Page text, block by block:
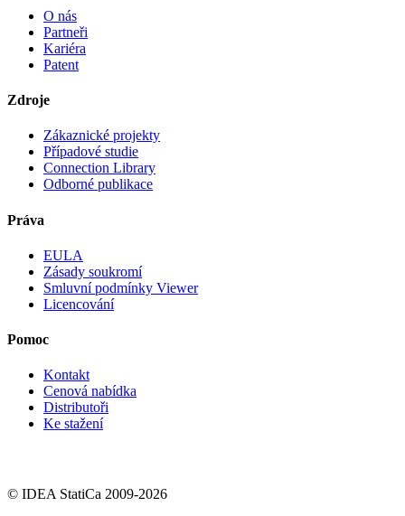
O nás
Partneři
Kariéra
Patent
Zdroje
Zákaznické projekty
Případové studie
Connection Library
Odborné publikace
Práva
EULA
Zásady soukromí
Smluvní podmínky Viewer
Licencování
Pomoc
Kontakt
Cenová nabídka
Distributoři
Ke stažení
© IDEA StatiCa 2009-2026